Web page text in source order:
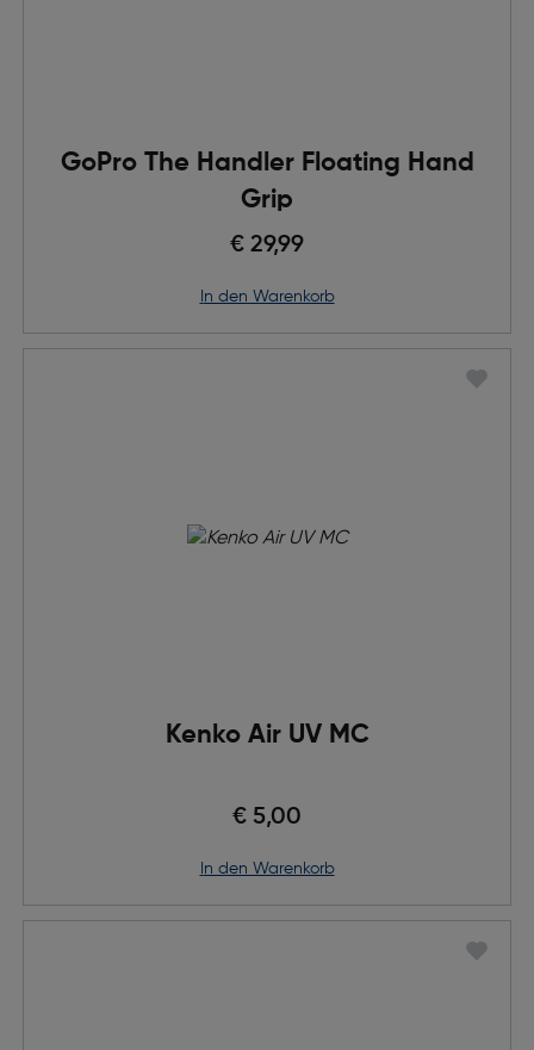
GoPro The Handler Floating Hand
Grip
€ 29,99
in den Warenkorb
Kenko Air UV MC
€ 5,00
in den Warenkorb